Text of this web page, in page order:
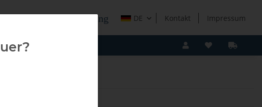
für die Holzverarbeitung DE Kontakt Impressum